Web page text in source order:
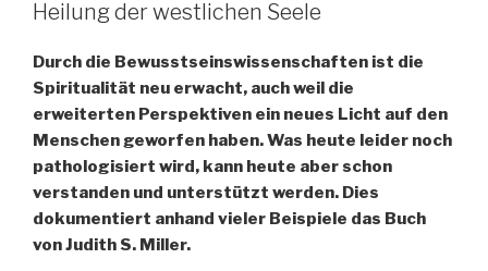
Heilung der westlichen Seele
Durch die Bewusstseinswissenschaften ist die
Spiritualität neu erwacht, auch weil die
erweiterten Perspektiven ein neues Licht auf den
Menschen geworfen haben. Was heute leider noch
pathologisiert wird, kann heute aber schon
verstanden und unterstützt werden. Dies
dokumentiert anhand vieler Beispiele das Buch
von Judith S. Miller.